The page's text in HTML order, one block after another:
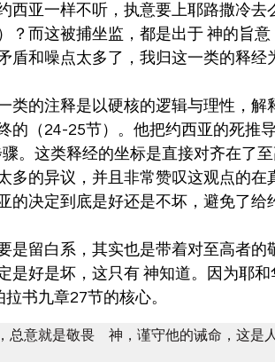
西亚一样不听，执意要上耶路撒冷去
？而这被捕坐监，都是出于 神的旨
盾和噪点太多了，我归这一类的释经
类的注释是以硬核的逻辑与理性，解
的（24-25节）。他把约西亚的死推
。这类释经的坐标是直接对齐在了
多的异议，并且非常赞叹这观点的在
的决定到底是好还是不坏，避免了给
是留白系，其实也是带着对至高者
是好是坏，这只有 神知道。因为耶
书九章27节的核心。
总意就是敬畏　神，谨守他的诫命，这是